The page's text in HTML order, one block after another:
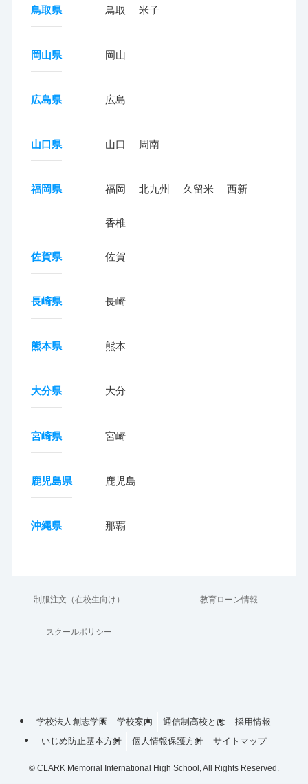
鳥取県 鳥取 米子
岡山県 岡山
広島県 広島
山口県 山口 周南
福岡県 福岡 北九州 久留米 西新
香椎
佐賀県 佐賀
長崎県 長崎
熊本県 熊本
大分県 大分
宮崎県 宮崎
鹿児島県 鹿児島
沖縄県 那覇
制服注文（在校生向け） 教育ローン情報
スクールポリシー
学校法人創志学園 学校案内 通信制高校とは
採用情報
いじめ防止基本方針
個人情報保護方針 サイトマップ
© CLARK Memorial International High School, All Rights Reserved.